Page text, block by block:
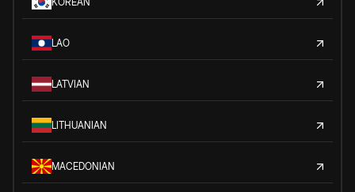
LAO
LATVIAN
LITHUANIAN
MACEDONIAN